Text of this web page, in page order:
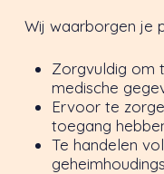
Wij waarborgen je
Zorgvuldig om
medische
Ervoor te
toegang
Te handelen